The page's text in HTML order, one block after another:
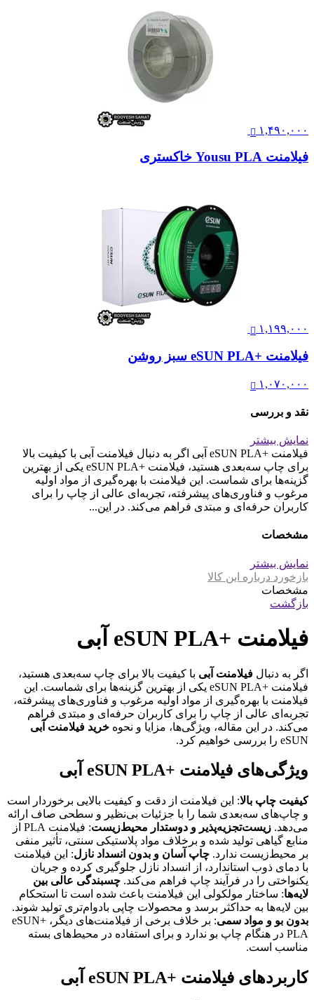
۱,۴۹۰,۰۰۰
فیلامنت Yousu PLA خاکستری
۱,۱۹۹,۰۰۰
فیلامنت +eSUN PLA سبز روشن
۱,۰۷۰,۰۰۰
نقد و بررسی
نمایش بیشتر
فیلامنت +eSUN PLA آبی اگر به دنبال فیلامنت آبی با کیفیت بالا
برای چاپ سه‌بعدی هستید، فیلامنت +eSUN PLA یکی از بهترین
گزینه‌ها برای شماست. این فیلامنت با بهره‌گیری از مواد اولیه
مرغوب و فناوری‌های پیشرفته، تجربه‌ای عالی از چاپ را برای
کاربران حرفه‌ای و مبتدی فراهم می‌کند. در این...
مشخصات
نمایش بیشتر
بازخورد درباره این کالا
مشخصات
بازگشت
فیلامنت +eSUN PLA آبی
اگر به دنبال فیلامنت آبی با کیفیت بالا برای چاپ سه‌بعدی هستید،
فیلامنت +eSUN PLA یکی از بهترین گزینه‌ها برای شماست. این
فیلامنت با بهره‌گیری از مواد اولیه مرغوب و فناوری‌های پیشرفته،
تجربه‌ای عالی از چاپ را برای کاربران حرفه‌ای و مبتدی فراهم
می‌کند. در این مقاله، ویژگی‌ها، مزایا و نحوه خرید فیلامنت آبی
eSUN را بررسی خواهیم کرد.
ویژگی‌های فیلامنت +eSUN PLA آبی
کیفیت چاپ بالا: این فیلامنت از دقت و کیفیت بالایی برخوردار است
و چاپ‌های سه‌بعدی شما را با جزئیات بی‌نظیر و سطحی صاف ارائه
می‌دهد. زیست‌تجزیه‌پذیر و دوستدار محیط‌زیست
: فیلامنت PLA از
منابع گیاهی تولید شده و برخلاف مواد پلاستیکی سنتی، تأثیر منفی
بر محیط‌زیست ندارد. چاپ آسان و بدون انسداد نازل: این فیلامنت
با دمای ذوب استاندارد، از انسداد نازل جلوگیری کرده و جریان
یکنواختی را در فرآیند چاپ فراهم می‌کند. چسبندگی عالی بین
لایه‌ها: ساختار مولکولی این فیلامنت باعث شده است تا استحکام
بین لایه‌ها به حداکثر برسد و محصولات چاپی بادوام‌تری تولید شوند.
بدون بو و مواد سمی
: بر خلاف برخی از فیلامنت‌های دیگر، +eSUN
PLA در هنگام چاپ بو ندارد و برای استفاده در محیط‌های بسته
مناسب است.
کاربردهای فیلامنت +eSUN PLA آبی